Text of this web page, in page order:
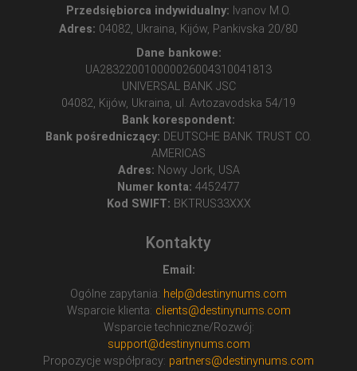
Przedsiębiorca indywidualny: Ivanov M.O.
Adres: 04082, Ukraina, Kijów, Pankivska 20/80
Dane bankowe:
UA283220010000026004310041813
UNIVERSAL BANK JSC
04082, Kijów, Ukraina, ul. Avtozavodska 54/19
Bank korespondent:
Bank pośredniczący: DEUTSCHE BANK TRUST CO.
AMERICAS
Adres: Nowy Jork, USA
Numer konta: 4452477
Kod SWIFT: BKTRUS33XXX
Kontakty
Email:
Ogólne zapytania: help@destinynums.com
Wsparcie klienta: clients@destinynums.com
Wsparcie techniczne/Rozwój:
support@destinynums.com
Propozycje współpracy: partners@destinynums.com